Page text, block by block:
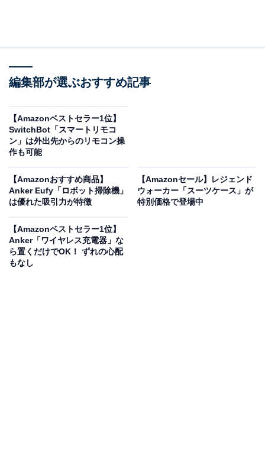
Ankerのポータブル電源「Solix C1000 Portable Power
Portable Solar Panel」のセットは現在35％オフの特別価
格・税込9万4899円で購入することが可能です。
HyperFlash技術を搭載し、フル充電までわずか58分と
いう圧倒的スピード。家庭用と同等の 定格1500W出力
で、最大2000Wの電力消費にも対応
です。
編集部が選ぶおすすめ記事
【Amazonベストセラー1位】
SwitchBot「スマートリモコ
ン」は外出先からのリモコン操
作も可能
【Amazonおすすめ商品】
Anker Eufy「ロボット掃除機」
は優れた吸引力が特徴
【Amazonセール】レジェンド
ウォーカー「スーツケース」が
特別価格で登場中
【Amazonベストセラー1位】
Anker「ワイヤレス充電器」な
ら置くだけでOK！ ずれの心配
もなし